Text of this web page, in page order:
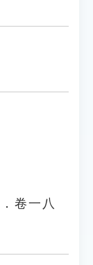
．卷一八